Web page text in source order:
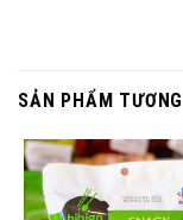
SẢN PHẨM